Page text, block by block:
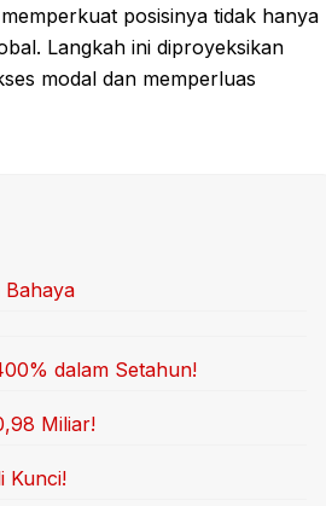
posisinya tidak hanya
Langkah ini diproyeksikan
modal dan memperluas
Bahaya
dalam Setahun!
Miliar!
Kunci!